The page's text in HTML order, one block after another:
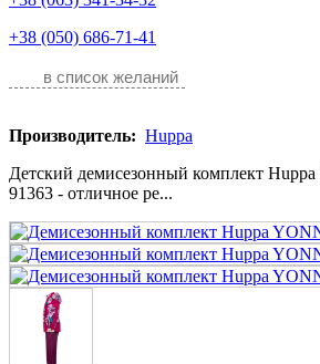
+38 (050) 686-71-41
в список желаний
Производитель: Huppa
Детский демисезонный комплект
91363 - отличное ре...